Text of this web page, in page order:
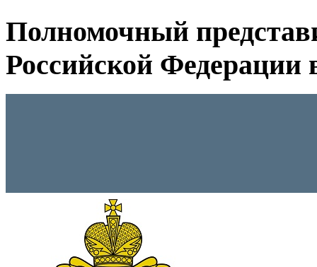
Полномочный
Российской